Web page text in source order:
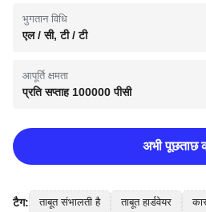
भुगतान विधि
एल / सी, टी / टी
आपूर्ति क्षमता
प्रति सप्ताह 100000 पीसी
अभी पूछताछ
टैग: ताबूत संभालती है ताबूत हार्डवेयर